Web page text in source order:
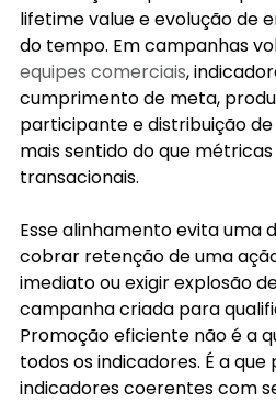
lifetime value e evolução de
do tempo. Em campanhas
equipes comerciais,
cumprimento de meta,
participante e distribuição
mais sentido do que
transacionais.
Esse alinhamento evita uma
cobrar retenção de uma
imediato ou exigir explosão
campanha criada para
Promoção eficiente não é a
todos os indicadores. É a
indicadores coerentes com